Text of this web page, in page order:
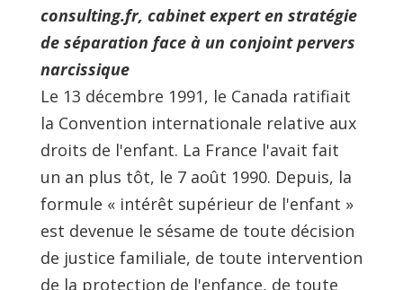
consulting.fr, cabinet expert en stratégie
de séparation face à un conjoint pervers
narcissique
Le 13 décembre 1991, le Canada ratifiait
la Convention internationale relative aux
droits de l'enfant. La France l'avait fait
un an plus tôt, le 7 août 1990. Depuis, la
formule « intérêt supérieur de l'enfant »
est devenue le sésame de toute décision
de justice familiale, de toute intervention
de la protection de l'enfance, de toute